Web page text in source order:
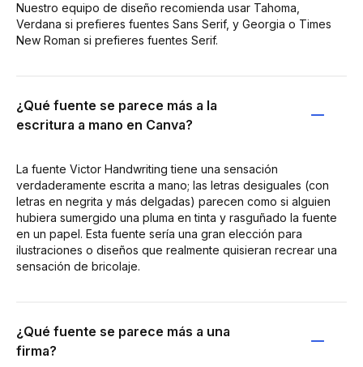
Nuestro equipo de diseño recomienda usar Tahoma,
Verdana si prefieres fuentes Sans Serif, y Georgia o Times
New Roman si prefieres fuentes Serif.
¿Qué fuente se parece más a la
escritura a mano en Canva?
La fuente Victor Handwriting tiene una sensación
verdaderamente escrita a mano; las letras desiguales (con
letras en negrita y más delgadas) parecen como si alguien
hubiera sumergido una pluma en tinta y rasguñado la fuente
en un papel. Esta fuente sería una gran elección para
ilustraciones o diseños que realmente quisieran recrear una
sensación de bricolaje.
¿Qué fuente se parece más a una
firma?